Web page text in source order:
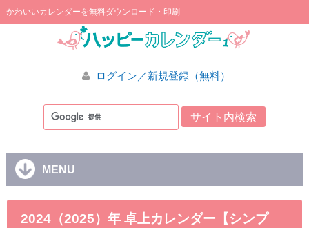
かわいいカレンダーを無料ダウンロード・印刷
ログイン／新規登録（無料）
MENU
2024（2025）年 卓上カレンダー【シンプ